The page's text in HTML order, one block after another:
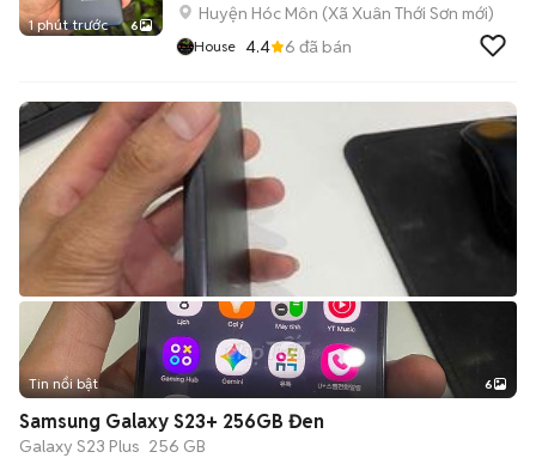
1 phút trước 6
Huyện Hóc Môn (Xã Xuân Thới Sơn mới)
House 4.4 6 đã bán
+2
Tin nổi bật 6
Samsung Galaxy S23+ 256GB Đen
Galaxy S23 Plus 256 GB